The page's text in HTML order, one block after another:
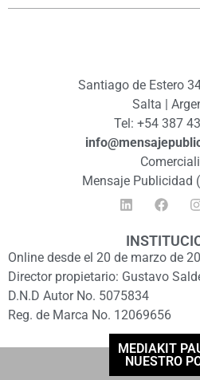
Santiago de Estero
Salta |
Tel: +54 387
Mensaje Publicidad
Online desde el 20 de marzo de
Director propietario: Gustavo
D.N.D Autor No. 5075834
Reg. de Marca No. 12069656
MEDIAKIT
NUESTRO